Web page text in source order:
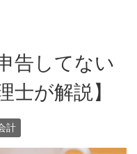
告してない
士が解説】
計